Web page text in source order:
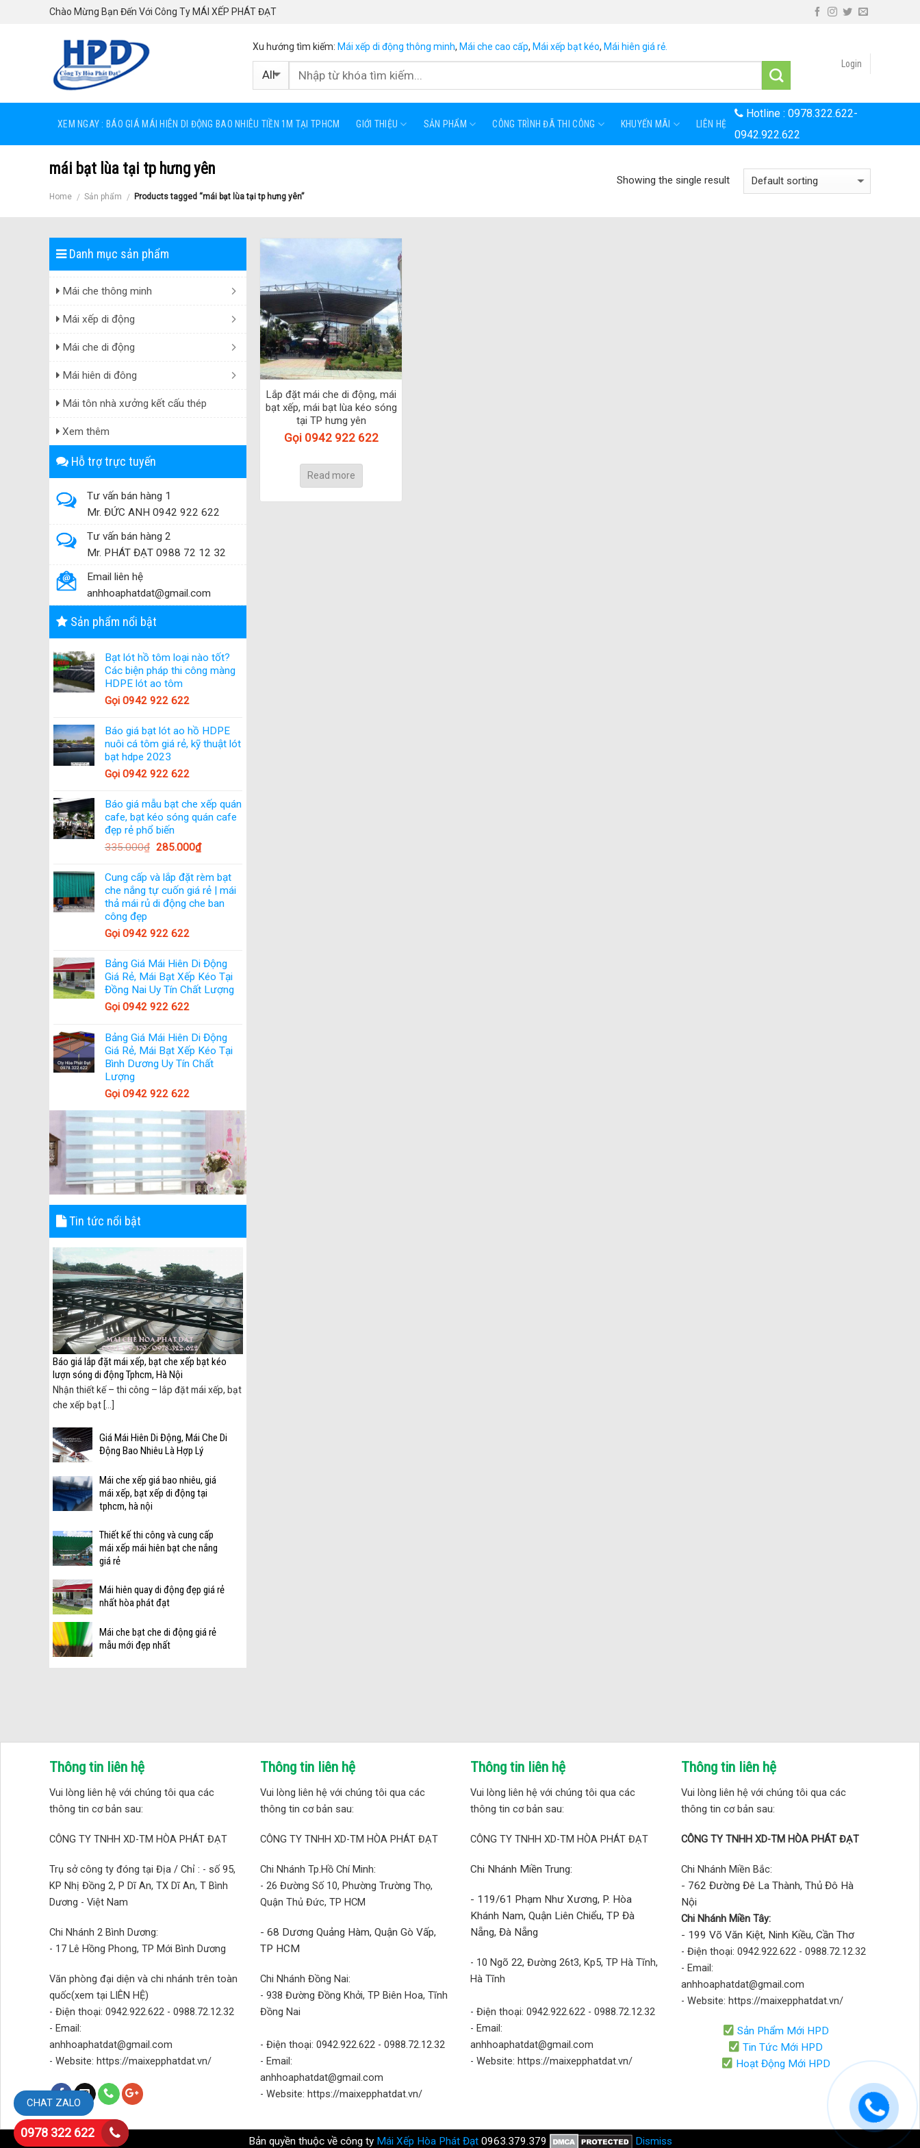
Chào Mừng Bạn Đến Với Công Ty MÁI XẾP PHÁT ĐẠT
Xu hướng tìm kiếm: Mái xếp di động thông minh, Mái che cao cấp, Mái xếp bạt kéo, Mái hiên giá rẻ.
Login
XEM NGAY : BÁO GIÁ MÁI HIÊN DI ĐỘNG BAO NHIÊU TIỀN 1M TẠI TPHCM GIỚI THIỆU SẢN PHẨM CÔNG TRÌNH ĐÃ THI CÔNG KHUYẾN MÃI LIÊN HỆ
Hotline :0978.322.622-
0942.922.622
mái bạt lùa tại tp hưng yên
Home / Sản phẩm / Products tagged “mái bạt lùa tại tp hưng yên”
Showing the single result
Danh mục sản phẩm
Mái che thông minh
Mái xếp di động
Mái che di động
Mái hiên di đông
Mái tôn nhà xưởng kết cấu thép
Xem thêm
Hỗ trợ trực tuyến
Tư vấn bán hàng 1
Mr. ĐỨC ANH 0942 922 622
Tư vấn bán hàng 2
Mr. PHÁT ĐẠT 0988 72 12 32
Email liên hệ
anhhoaphatdat@gmail.com
Sản phẩm nổi bật
Bạt lót hồ tôm loại nào tốt?
Các biện pháp thi công màng
HDPE lót ao tôm
Gọi 0942 922 622
Báo giá bạt lót ao hồ HDPE
nuôi cá tôm giá rẻ, kỹ thuật lót
bạt hdpe 2023
Gọi 0942 922 622
Báo giá mẫu bạt che xếp quán
cafe, bạt kéo sóng quán cafe
đẹp rẻ phổ biến
335.000₫ 285.000₫
Cung cấp và lắp đặt rèm bạt
che nắng tự cuốn giá rẻ | mái
thả mái rủ di động che ban
công đẹp
Gọi 0942 922 622
Bảng Giá Mái Hiên Di Động
Giá Rẻ, Mái Bạt Xếp Kéo Tại
Đồng Nai Uy Tín Chất Lượng
Gọi 0942 922 622
Bảng Giá Mái Hiên Di Động
Giá Rẻ, Mái Bạt Xếp Kéo Tại
Bình Dương Uy Tín Chất
Lượng
Gọi 0942 922 622
Tin tức nổi bật
Báo giá lắp đặt mái xếp, bạt che xếp bạt kéo
lượn sóng di động Tphcm, Hà Nội
Nhận thiết kế – thi công – lắp đặt mái xếp, bạt
che xếp bạt [...]
Giá Mái Hiên Di Động, Mái Che Di
Động Bao Nhiêu Là Hợp Lý
Mái che xếp giá bao nhiêu, giá
mái xếp, bạt xếp di động tại
tphcm, hà nội
Thiết kế thi công và cung cấp
mái xếp mái hiên bạt che nắng
giá rẻ
Mái hiên quay di động đẹp giá rẻ
nhất hòa phát đạt
Mái che bạt che di động giá rẻ
mẫu mới đẹp nhất
Lắp đặt mái che di động, mái
bạt xếp, mái bạt lùa kéo sóng
tại TP hưng yên
Gọi 0942 922 622
Read more
Thông tin liên hệ
Vui lòng liên hệ với chúng tôi qua các
thông tin cơ bản sau:
CÔNG TY TNHH XD-TM HÒA PHÁT ĐẠT
Trụ sở công ty đóng tại Địa / Chỉ : - số 95,
KP Nhị Đồng 2, P Dĩ An, TX Dĩ An, T Bình
Dương - Việt Nam
Chi Nhánh 2 Bình Dương:
- 17 Lê Hồng Phong, TP Mới Bình Dương
Văn phòng đại diện và chi nhánh trên toàn
quốc(xem tại LIÊN HỆ)
- Điện thoại: 0942.922.622 - 0988.72.12.32
- Email:
anhhoaphatdat@gmail.com
- Website: https://maixepphatdat.vn/
Thông tin liên hệ
Vui lòng liên hệ với chúng tôi qua các
thông tin cơ bản sau:
CÔNG TY TNHH XD-TM HÒA PHÁT ĐẠT
Chi Nhánh Tp.Hồ Chí Minh:
- 26 Đường Số 10, Phường Trường Thọ,
Quận Thủ Đức, TP HCM
- 68 Dương Quảng Hàm, Quận Gò Vấp,
TP HCM
Chi Nhánh Đồng Nai:
- 938 Đường Đồng Khởi, TP Biên Hoa, Tĩnh
Đồng Nai
- Điện thoại: 0942.922.622 - 0988.72.12.32
- Email:
anhhoaphatdat@gmail.com
- Website: https://maixepphatdat.vn/
Thông tin liên hệ
Vui lòng liên hệ với chúng tôi qua các
thông tin cơ bản sau:
CÔNG TY TNHH XD-TM HÒA PHÁT ĐẠT
Chi Nhánh Miền Trung:
- 119/61 Phạm Như Xương, P. Hòa
Khánh Nam, Quận Liên Chiểu, TP Đà
Nẵng, Đà Nẵng
- 10 Ngõ 22, Đường 26t3, Kp5, TP Hà Tĩnh,
Hà Tĩnh
- Điện thoại: 0942.922.622 - 0988.72.12.32
- Email:
anhhoaphatdat@gmail.com
- Website: https://maixepphatdat.vn/
Thông tin liên hệ
Vui lòng liên hệ với chúng tôi qua các
thông tin cơ bản sau:
CÔNG TY TNHH XD-TM HÒA PHÁT ĐẠT
Chi Nhánh Miền Bắc:
- 762 Đường Đê La Thành, Thủ Đô Hà
Nội
Chi Nhánh Miền Tây:
- 199 Võ Văn Kiệt, Ninh Kiều, Cần Thơ
- Điện thoại: 0942.922.622 - 0988.72.12.32
- Email:
anhhoaphatdat@gmail.com
- Website: https://maixepphatdat.vn/
Sản Phẩm Mới HPD
Tin Tức Mới HPD
Hoạt Động Mới HPD
Bản quyền thuộc về công ty Mái Xếp Hòa Phát Đạt0963.379.379 Dismiss
CHAT ZALO
0978 322 622